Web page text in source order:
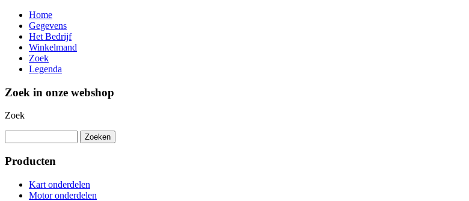
Home
Gegevens
Het Bedrijf
Winkelmand
Zoek
Legenda
Zoek in onze webshop
Zoek
Producten
Kart onderdelen
Motor onderdelen